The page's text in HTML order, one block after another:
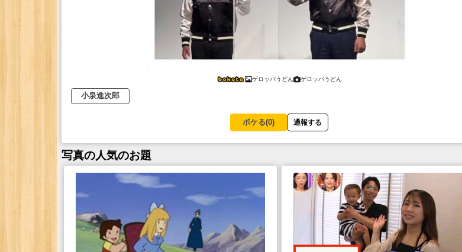
ゲロッパうどん ゲロッパうどん
小泉進次郎
ボケる(0) 通報する
写真の人気のお題